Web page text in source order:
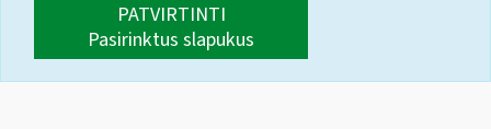
PATVIRTINTI
Pasirinktus slapukus